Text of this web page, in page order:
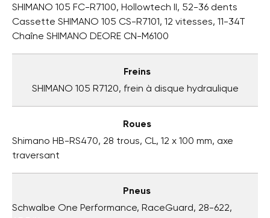
SHIMANO 105 FC-R7100, Hollowtech II, 52-36 dents
Cassette SHIMANO 105 CS-R7101, 12 vitesses, 11-34T
Chaîne SHIMANO DEORE CN-M6100
Freins
SHIMANO 105 R7120, frein à disque hydraulique
Roues
Shimano HB-RS470, 28 trous, CL, 12 x 100 mm, axe
traversant
Pneus
Schwalbe One Performance, RaceGuard, 28-622,